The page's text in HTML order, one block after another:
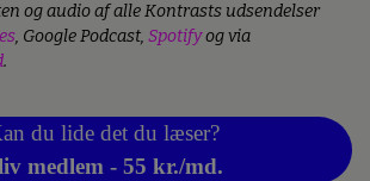
og audio af alle Kontrasts udsendelser
, Google Podcast, Spotifyog via
.
du lide det du læser?
medlem - 55 kr./md.